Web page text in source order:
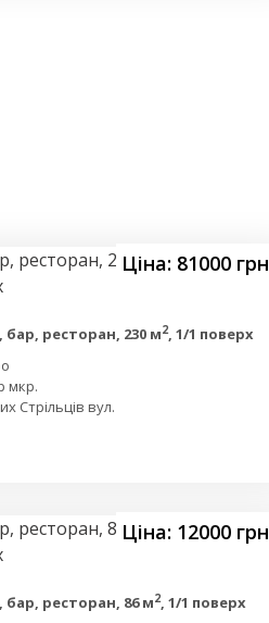
Ціна: 81000 грн
бар, ресторан, 230 м2, 1/1 поверх
мкр.
Стрільців вул.
Ціна: 12000 грн
бар, ресторан, 86 м2, 1/1 поверх